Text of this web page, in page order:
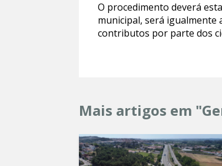
O procedimento deverá
municipal, será igualmente
contributos por parte dos
Mais artigos em